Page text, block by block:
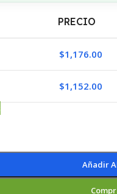
PRECIO
$1,176.00
$1,152.00
Añadir